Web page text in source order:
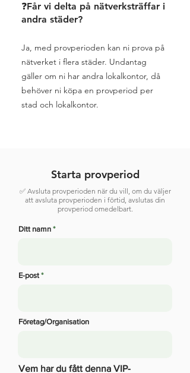
❓Får vi delta på nätverksträffar i
andra städer?
Ja, med provperioden kan ni prova på
nätverket i flera städer. Undantag
gäller om ni har andra lokalkontor, då
behöver ni köpa en provperiod per
stad och lokalkontor.
Starta provperiod
✅ Avsluta provperioden när du vill, om du väljer
att avsluta provperioden i förtid, avslutas din
provperiod omedelbart.
Ditt namn
E-post
Företag/Organisation
Vem har du fått denna VIP-